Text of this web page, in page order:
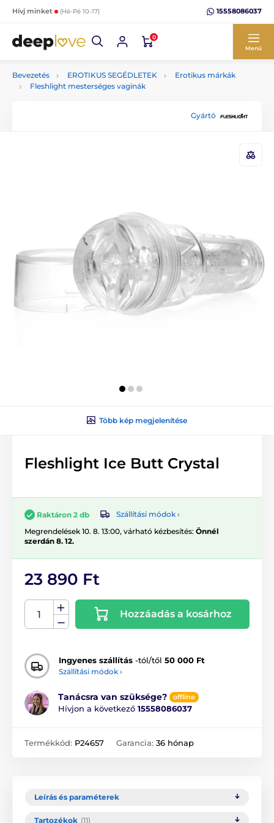
Hívj minket (Hé-Pé 10-17) 15558086037
0
Menü
Bevezetés EROTIKUS SEGÉDLETEK
Erotikus márkák
Fleshlight mesterséges vaginák
Gyártó
Több kép megjelenítése
Fleshlight Ice Butt Crystal
Raktáron 2 db
Szállítási módok ›
Megrendelések 10. 8. 13:00, várható kézbesítés: Önnél
szerdán 8. 12.
23 890 Ft
Hozzáadás a kosárhoz
Ingyenes szállítás -tól/től 50 000 Ft
Szállítási módok ›
Tanácsra van szüksége? offline
Hívjon a következő 15558086037
Termékkód: P24657 Garancia: 36 hónap
Leírás és paraméterek
Tartozékok (11)